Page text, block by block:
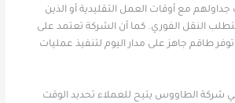
جداولهم مع أوقات العمل التقليدية أو الذين
النقل الفوري. كما أن الشركة تعتمد على
طاقم جاهز على مدار اليوم لتنفيذ عمليات
شركة الطاووس يتيح للعملاء تحديد الوقت